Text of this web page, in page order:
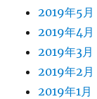
2019年5月
2019年4月
2019年3月
2019年2月
2019年1月